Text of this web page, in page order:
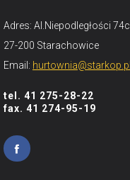
Adres: Al.Niepodległości 74c
27-200 Starachowice
Email: hurtownia@starkop.pl
tel. 41 275-28-22
fax. 41 274-95-19